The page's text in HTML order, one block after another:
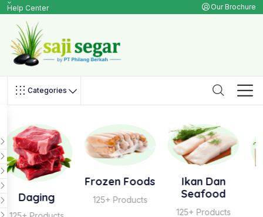
Help Center Our Brochure
Categories
Frozen Foods
125+ Products
Ikan Dan
Seafood
Sayur
125+ Products